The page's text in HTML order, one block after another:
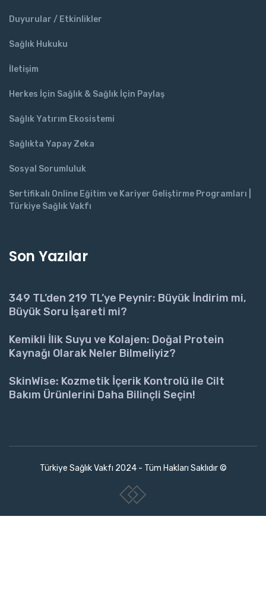
Duyurular / Etkinlikler
Sağlık Hukuku
İletişim
Herkes İçin Sağlık & Sağlık İçin Paylaş
Sağlık Yatırım Ekosistemi
Sağlıkta Yapay Zeka
Sosyal Sorumluluk
Sertifikalı Online Eğitim ve Kariyer Geliştirme Programları |
Türkiye Sağlık Vakfı
Son Yazılar
349 TL’den 219 TL’ye Peynir: Büyük İndirim mi,
Büyük Soru İşareti mi?
Kemikli İlik Suyu ve Kolajen: Doğal Protein
Kaynağı Olarak Neler Bilmeliyiz?
SkinWise: Kozmetik İçerik Kontrolü ile Cilt
Bakım Ürünlerini Daha Bilinçli Seçin!
Türkiye Sağlık Vakfı 2024 - Tüm Hakları Saklıdır ©
www.collectivepeople.com.tr